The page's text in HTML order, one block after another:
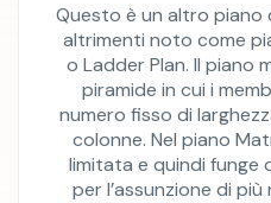
Questo è un altro piano
altrimenti noto come
o Ladder Plan. Il piano
piramide in cui i
numero fisso di
colonne. Nel piano
limitata e quindi funge
per l’assunzione di